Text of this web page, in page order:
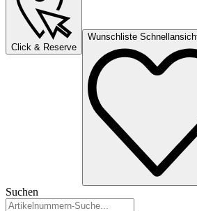
Click & Reserve
Wunschliste
Suchen